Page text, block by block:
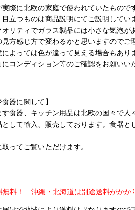
際に北欧の家庭で使われていたもの
立つものは商品説明にてご説明して
リティでガラス製品には小さな気泡が
方感じ方で変わるかと思いますのでご
よっては色が違って見える場合もあ
コンディション等のご確認をお願い
器に関して】
食器、キッチン用品は北欧の国々で
して輸入、販売しております。食器
ってご覧いただけます。
料！ 沖縄・北海道は別途送料がかか